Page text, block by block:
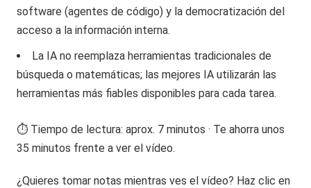
software (agentes de código) y la democratización del
acceso a la información interna.
La IA no reemplaza herramientas tradicionales de
búsqueda o matemáticas; las mejores IA utilizarán las
herramientas más fiables disponibles para cada tarea.
⏱️ Tiempo de lectura: aprox. 7 minutos · Te ahorra unos
35 minutos frente a ver el vídeo.
¿Quieres tomar notas mientras ves el vídeo? Haz clic en